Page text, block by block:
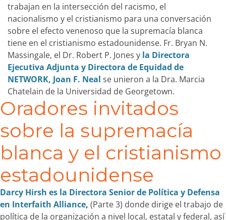
trabajan en la intersección del racismo, el
nacionalismo y el cristianismo para una conversación
sobre el efecto venenoso que la supremacía blanca
tiene en el cristianismo estadounidense. Fr. Bryan N.
Massingale, el Dr. Robert P. Jones y la Directora
Ejecutiva Adjunta y Directora de Equidad de
NETWORK, Joan F. Neal se unieron a la Dra. Marcia
Chatelain de la Universidad de Georgetown.
Oradores invitados
sobre la supremacía
blanca y el cristianismo
estadounidense
Darcy Hirsh es la Directora Senior de Política y Defensa
en Interfaith Alliance, (Parte 3) donde dirige el trabajo de
política de la organización a nivel local, estatal y federal, así